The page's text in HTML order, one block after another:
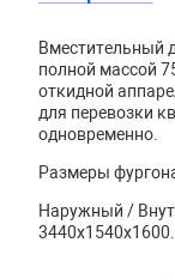
Вместительный
полной массой
откидной
для перевозки
одновременно.
Размеры
Наружный /
3440х1540х1600.